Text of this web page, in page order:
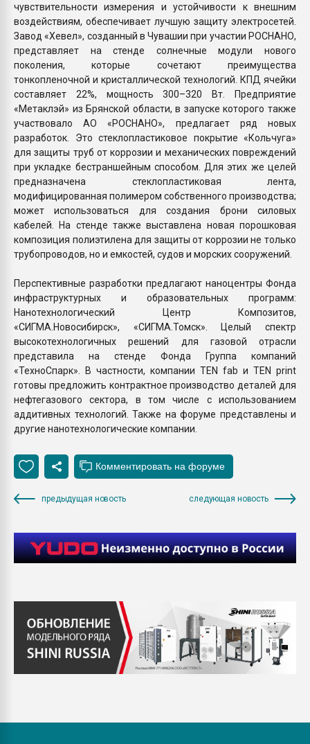
чувствительности измерения и устойчивости к внешним
воздействиям, обеспечивает лучшую защиту электросетей.
Завод «Хевел», созданный в Чувашии при участии РОСНАНО,
представляет на стенде солнечные модули нового
поколения, которые сочетают преимущества
тонкопленочной и кристаллической технологий. КПД ячейки
составляет 22%, мощность 300–320 Вт. Предприятие
«Метаклэй» из Брянской области, в запуске которого также
участвовало АО «РОСНАНО», предлагает ряд новых
разработок. Это стеклопластиковое покрытие «Кольчуга»
для защиты труб от коррозии и механических повреждений
при укладке бестраншейным способом. Для этих же целей
предназначена стеклопластиковая лента,
модифицированная полимером собственного производства;
может использоваться для создания брони силовых
кабелей. На стенде также выставлена новая порошковая
композиция полиэтилена для защиты от коррозии не только
трубопроводов, но и емкостей, судов и морских сооружений.
Перспективные разработки предлагают наноцентры Фонда
инфраструктурных и образовательных программ:
Нанотехнологический Центр Композитов,
«СИГМА.Новосибирск», «СИГМА.Томск». Целый спектр
высокотехнологичных решений для газовой отрасли
представила на стенде Фонда Группа компаний
«ТехноСпарк». В частности, компании TEN fab и TEN print
готовы предложить контрактное производство деталей для
нефтегазового сектора, в том числе с использованием
аддитивных технологий. Также на форуме представлены и
другие нанотехнологические компании.
предыдущая новость следующая новость